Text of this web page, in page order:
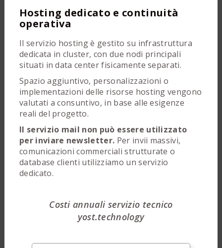
Hosting dedicato e continuità
operativa
Il servizio hosting è gestito su infrastruttura
dedicata in cluster, con due nodi principali
situati in data center fisicamente separati.
Spazio aggiuntivo, personalizzazioni o
implementazioni delle risorse hosting vengono
valutati a consuntivo, in base alle esigenze
reali del progetto.
Il servizio mail non può essere utilizzato
per inviare newsletter. Per invii massivi,
comunicazioni commerciali strutturate o
database clienti utilizziamo un servizio
dedicato.
Costi annuali servizio tecnico
yost.technology